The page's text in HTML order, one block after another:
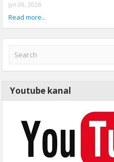
јул 06, 2026
Read more...
Youtube kanal